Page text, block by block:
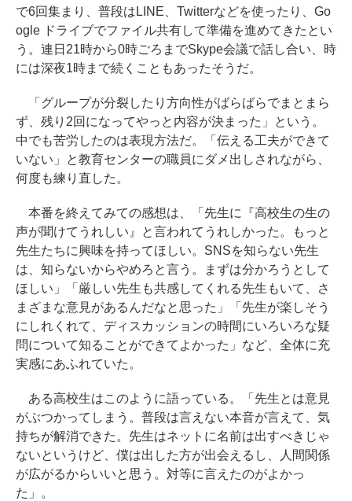
で6回集まり、普段はLINE、Twitterなどを使ったり、Go
ogle ドライブでファイル共有して準備を進めてきたとい
う。連日21時から0時ごろまでSkype会議で話し合い、時
には深夜1時まで続くこともあったそうだ。
「グループが分裂したり方向性がばらばらでまとまら
ず、残り2回になってやっと内容が決まった」という。
中でも苦労したのは表現方法だ。「伝える工夫ができて
いない」と教育センターの職員にダメ出しされながら、
何度も練り直した。
本番を終えてみての感想は、「先生に『高校生の生の
声が聞けてうれしい』と言われてうれしかった。もっと
先生たちに興味を持ってほしい。SNSを知らない先生
は、知らないからやめろと言う。まずは分かろうとして
ほしい」「厳しい先生も共感してくれる先生もいて、さ
まざまな意見があるんだなと思った」「先生が楽しそう
にしれくれて、ディスカッションの時間にいろいろな疑
問について知ることができてよかった」など、全体に充
実感にあふれていた。
ある高校生はこのように語っている。「先生とは意見
がぶつかってしまう。普段は言えない本音が言えて、気
持ちが解消できた。先生はネットに名前は出すべきじゃ
ないというけど、僕は出した方が出会えるし、人間関係
が広がるからいいと思う。対等に言えたのがよかっ
た」。